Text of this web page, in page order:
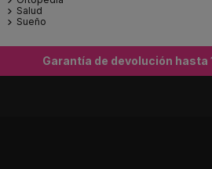
Salud
Sueño
Garantía de devolución hasta